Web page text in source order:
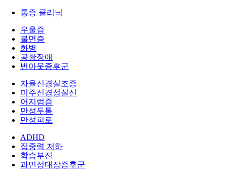
통증 클리닉
우울증
불면증
화병
공황장애
번아웃증후군
자율신경실조증
미주신경성실신
어지럼증
만성두통
만성피로
ADHD
집중력 저하
학습부진
과민성대장증후군